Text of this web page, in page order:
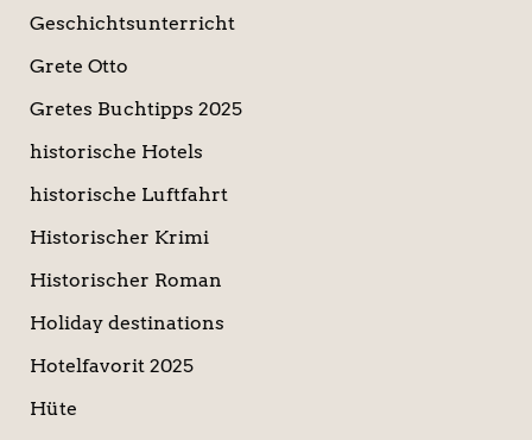
Geschichtsunterricht
Grete Otto
Gretes Buchtipps 2025
historische Hotels
historische Luftfahrt
Historischer Krimi
Historischer Roman
Holiday destinations
Hotelfavorit 2025
Hüte